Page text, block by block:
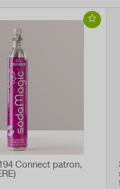
Connect patron,